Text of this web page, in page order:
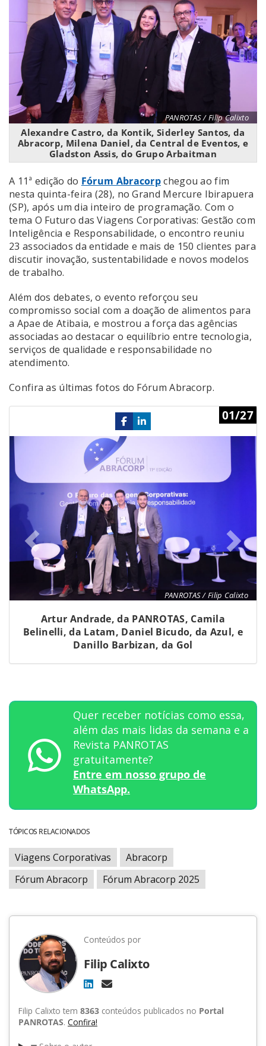
PANROTAS / Filip Calixto
Alexandre Castro, da Kontik, Siderley Santos, da
Abracorp, Milena Daniel, da Central de Eventos, e
Gladston Assis, do Grupo Arbaitman
A 11ª edição do Fórum Abracorpchegou ao fim
nesta quinta-feira (28), no Grand Mercure Ibirapuera
(SP), após um dia inteiro de programação. Com o
tema O Futuro das Viagens Corporativas: Gestão com
Inteligência e Responsabilidade, o encontro reuniu
23 associados da entidade e mais de 150 clientes para
discutir inovação, sustentabilidade e novos modelos
de trabalho.
Além dos debates, o evento reforçou seu
compromisso social com a doação de alimentos para
a Apae de Atibaia, e mostrou a força das agências
associadas ao destacar o equilíbrio entre tecnologia,
serviços de qualidade e responsabilidade no
atendimento.
Confira as últimas fotos do Fórum Abracorp.
PANROTAS / Filip Calixto
01/27
Artur Andrade, da PANROTAS, Camila
Belinelli, da Latam, Daniel Bicudo, da Azul, e
Danillo Barbizan, da Gol
Previous
Quer receber notícias como essa,
além das mais lidas da semana e a
Revista PANROTAS
gratuitamente?
Entre em nosso grupo de
WhatsApp.
TÓPICOS RELACIONADOS
Viagens Corporativas
Abracorp
Fórum Abracorp
Fórum Abracorp 2025
Conteúdos por
Filip Calixto
Filip Calixto tem 8363 conteúdos publicados no Portal
PANROTAS. Confira!